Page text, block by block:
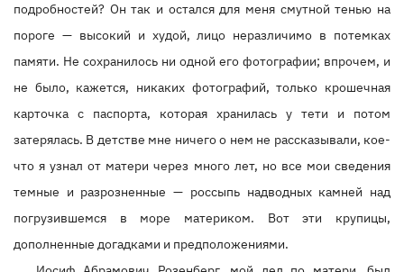
подробностей? Он так и остался для меня смутной тенью на
пороге — высокий и худой, лицо неразличимо в потемках
памяти. Не сохранилось ни одной его фотографии; впрочем, и
не было, кажется, никаких фотографий, только крошечная
карточка с паспорта, которая хранилась у тети и потом
затерялась. В детстве мне ничего о нем не рассказывали, кое-
что я узнал от матери через много лет, но все мои сведения
темные и разрозненные — россыпь надводных камней над
погрузившемся в море материком. Вот эти крупицы,
дополненные догадками и предположениями.